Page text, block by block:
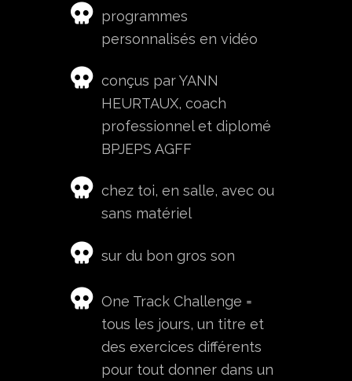
programmes
personnalisés en vidéo
conçus par YANN
HEURTAUX, coach
professionnel et diplomé
BPJEPS AGFF
chez toi, en salle, avec ou
sans matériel
sur du bon gros son
One Track Challenge =
tous les jours, un titre et
des exercices différents
pour tout donner dans un